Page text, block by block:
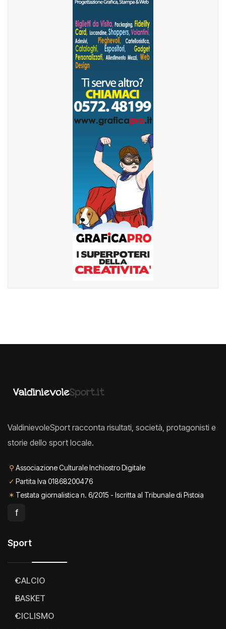
ValdinievoleSport racconta risultati, società, protagonisti e
storie dello sport locale.
⚲ Associazione Culturale Inchiostro Digitale
✓ Partita Iva 01868200476
✶ Testata giornalistica n. 6/2015 - Iscritta al Tribunale di Pistoia
f
Sport
CALCIO
BASKET
CICLISMO